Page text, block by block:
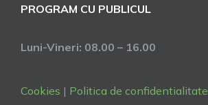
PROGRAM CU PUBLICUL
Luni-Vineri: 08.00 – 16.00
Cookies | Politica de confidentialitate